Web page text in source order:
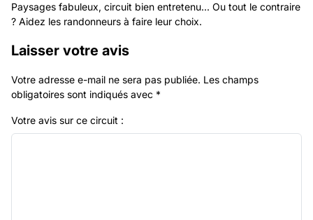
Paysages fabuleux, circuit bien entretenu... Ou tout le contraire
? Aidez les randonneurs à faire leur choix.
Laisser votre avis
Votre adresse e-mail ne sera pas publiée. Les champs
obligatoires sont indiqués avec *
Votre avis sur ce circuit :